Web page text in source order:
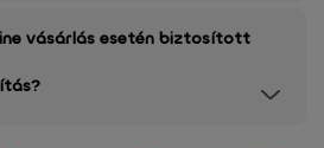
vásárlás esetén biztosított